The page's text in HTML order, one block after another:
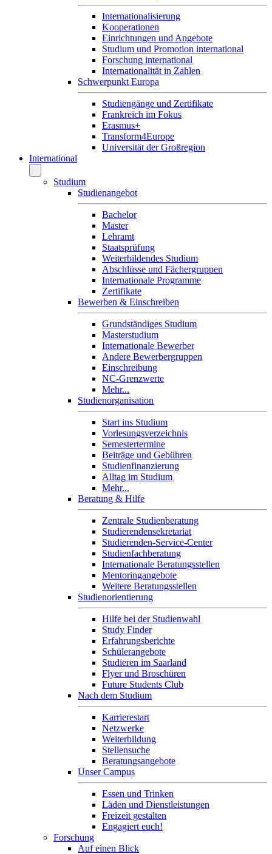
Internationalisierung
Kooperationen
Einrichtungen und Angebote
Studium und Promotion international
Forschung international
Internationalität in Zahlen
Schwerpunkt Europa
Studiengänge und Zertifikate
Frankreich im Fokus
Erasmus+
Transform4Europe
Universität der Großregion
International
Studium
Studienangebot
Bachelor
Master
Lehramt
Staatsprüfung
Weiterbildendes Studium
Abschlüsse und Fächergruppen
Internationale Programme
Zertifikate
Bewerben & Einschreiben
Grundständiges Studium
Masterstudium
Internationale Bewerber
Andere Bewerbergruppen
Einschreibung
NC-Grenzwerte
Mehr...
Studienorganisation
Start ins Studium
Vorlesungsverzeichnis
Semestertermine
Beiträge und Gebühren
Studienfinanzierung
Alltag im Studium
Mehr...
Beratung & Hilfe
Zentrale Studienberatung
Studierendensekretariat
Studierenden-Service-Center
Studienfachberatung
Internationale Beratungsstellen
Mentoringangebote
Weitere Beratungsstellen
Studienorientierung
Hilfe bei der Studienwahl
Study Finder
Erfahrungsberichte
Schülerangebote
Studieren im Saarland
Flyer und Broschüren
Future Students Club
Nach dem Studium
Karrierestart
Netzwerke
Weiterbildung
Stellensuche
Beratungsangebote
Unser Campus
Essen und Trinken
Läden und Dienstleistungen
Freizeit gestalten
Engagiert euch!
Forschung
Auf einen Blick